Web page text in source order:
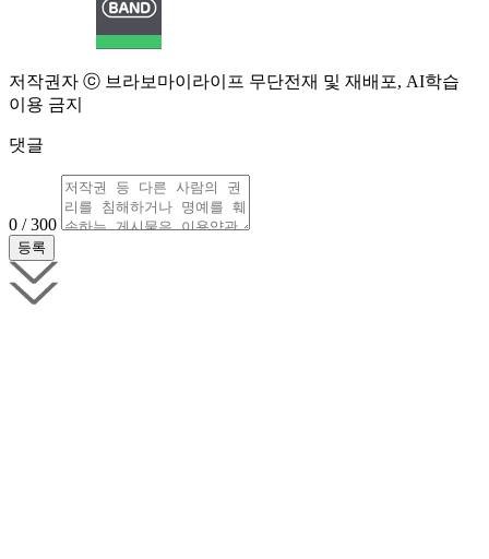
저작권자 ⓒ 브라보마이라이프 무단전재 및 재배포, AI학습
이용 금지
댓글
0 / 300